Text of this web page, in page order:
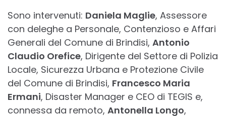
Sono intervenuti: Daniela Maglie, Assessore
con deleghe a Personale, Contenzioso e Affari
Generali del Comune di Brindisi, Antonio
Claudio Orefice, Dirigente del Settore di Polizia
Locale, Sicurezza Urbana e Protezione Civile
del Comune di Brindisi, Francesco Maria
Ermani, Disaster Manager e CEO di TEGIS e,
connessa da remoto, Antonella Longo,